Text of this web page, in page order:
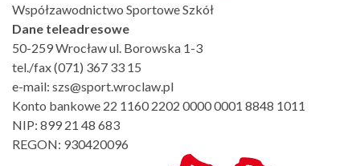
Współzawodnictwo Sportowe Szkół
Dane teleadresowe
50-259 Wrocław ul. Borowska 1-3
tel./fax (071) 367 33 15
e-mail: szs@sport.wroclaw.pl
Konto bankowe 22 1160 2202 0000 0001 8848 1011
NIP: 899 21 48 683
REGON: 930420096